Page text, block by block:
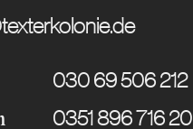
030 69 506 212
0351 896 716 20